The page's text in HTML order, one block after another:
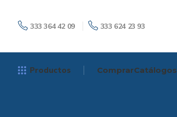
333 364 42 09 333 624 23 93
Productos ComprarCatálogos